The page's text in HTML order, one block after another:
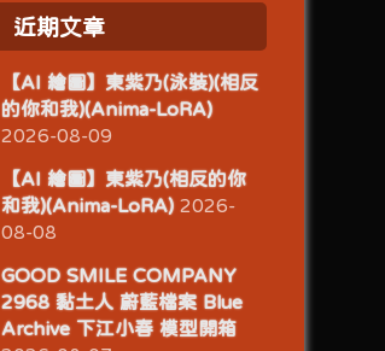
近期文章
【AI 繪圖】東紫乃(泳裝)(相反
的你和我)(Anima-LoRA)
2026-08-09
【AI 繪圖】東紫乃(相反的你
和我)(Anima-LoRA) 2026-
08-08
GOOD SMILE COMPANY
2968 黏土人 蔚藍檔案 Blue
Archive 下江小春 模型開箱